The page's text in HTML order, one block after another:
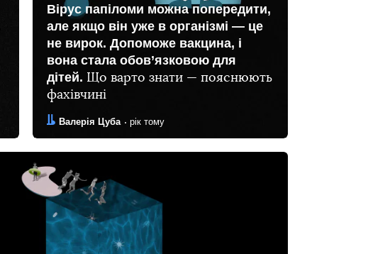
Вірус папіломи можна попередити,
але якщо він уже в організмі — це
не вирок. Допоможе вакцина, і
вона стала обов’язковою для
дітей. Що варто знати — пояснюють
фахівчині
Автор:
Валерія Цуба
Дата: рік тому